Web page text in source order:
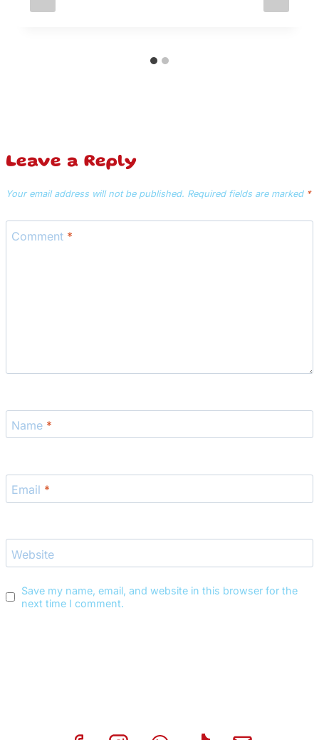
Leave a Reply
Your email address will not be published. Required fields are marked *
Comment *
Name *
Email *
Website
Save my name, email, and website in this browser for the
next time I comment.